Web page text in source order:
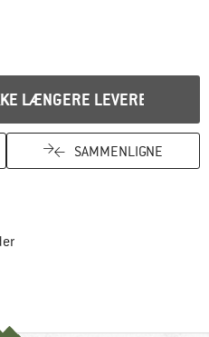
LÆNGERE LEVERES
SAMMENLIGNE
- oplysningerne får du